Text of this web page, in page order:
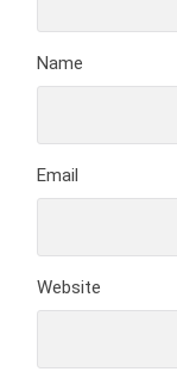
Name
Email
Website